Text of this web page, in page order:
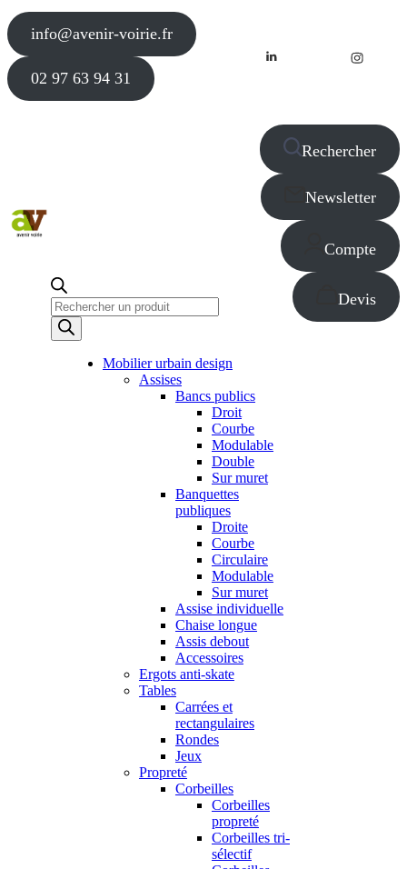
info@avenir-voirie.fr
02 97 63 94 31
Recherche
de
produits
Rechercher
Newsletter
Compte
Devis
Mobilier urbain design
Assises
Bancs publics
Droit
Courbe
Modulable
Double
Sur muret
Banquettes
publiques
Droite
Courbe
Circulaire
Modulable
Sur muret
Assise individuelle
Chaise longue
Assis debout
Accessoires
Ergots anti-skate
Tables
Carrées et
rectangulaires
Rondes
Jeux
Propreté
Corbeilles
Corbeilles
propreté
Corbeilles tri-
sélectif